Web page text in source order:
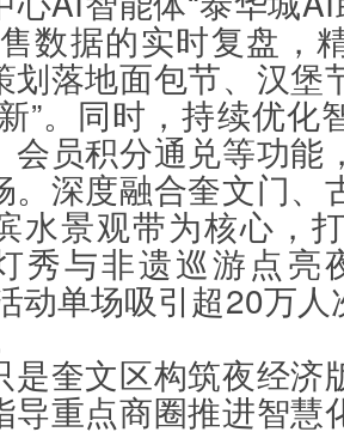
数据的实时复盘，
划落地面包节、汉堡
”。同时，持续优化
会员积分通兑等功能
。深度融合奎文门、
水景观带为核心，
与非遗巡游点亮
动单场吸引超20万
奎文区构筑夜经济
导重点商圈推进智慧